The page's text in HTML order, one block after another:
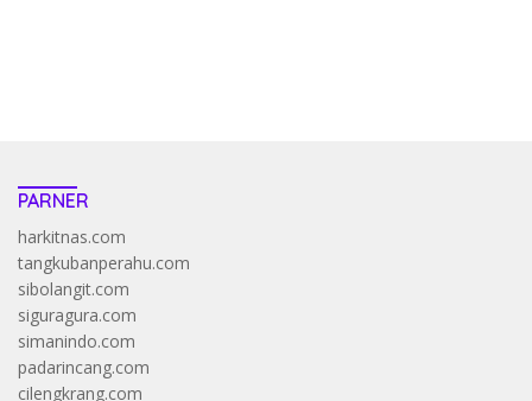
PARNER
harkitnas.com
tangkubanperahu.com
sibolangit.com
siguragura.com
simanindo.com
padarincang.com
cilengkrang.com